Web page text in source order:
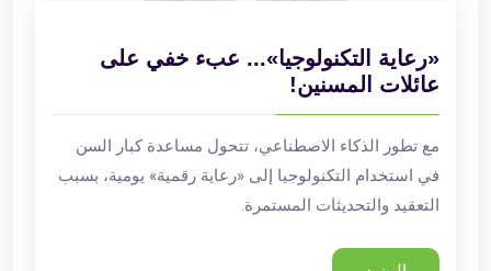
«رعاية التكنولوجيا»... عبء خفي على
عائلات المسنين!
مع تطور الذكاء الاصطناعي، تتحول مساعدة كبار السن
في استخدام التكنولوجيا إلى «رعاية رقمية» يومية، بسبب
التعقيد والتحديثات المستمرة.